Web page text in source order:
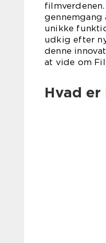
unikke
udkig efter
denne
at vide om
Hvad